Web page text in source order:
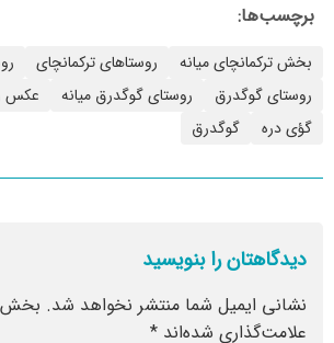
برچسب‌ها:
بخش ترکمانچای میانه روستاهای ترکمانچای
روستای گوگدرق
روستای گوگدرق میانه
عکس
گؤی دره
گوگدرق
دیدگاهتان را بنویسید
نشانی ایمیل شما منتشر نخواهد شد.
علامت‌گذاری شده‌اند *